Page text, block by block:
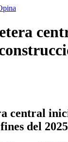
central
del 2025